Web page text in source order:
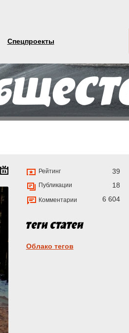
Спецпроекты
Рейтинг 39
Публикации 18
Комментарии 6 604
Облако тегов